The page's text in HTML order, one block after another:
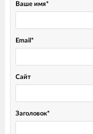
Ваше имя*
Email *
Сайт
Заголовок*